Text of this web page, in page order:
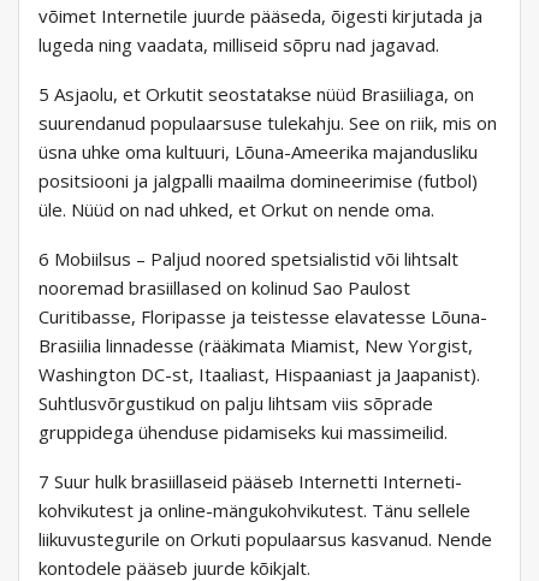
võimet Internetile juurde pääseda, õigesti kirjutada ja
lugeda ning vaadata, milliseid sõpru nad jagavad.
5 Asjaolu, et Orkutit seostatakse nüüd Brasiiliaga, on
suurendanud populaarsuse tulekahju. See on riik, mis on
üsna uhke oma kultuuri, Lõuna-Ameerika majandusliku
positsiooni ja jalgpalli maailma domineerimise (futbol)
üle. Nüüd on nad uhked, et Orkut on nende oma.
6 Mobiilsus – Paljud noored spetsialistid või lihtsalt
nooremad brasiillased on kolinud Sao Paulost
Curitibasse, Floripasse ja teistesse elavatesse Lõuna-
Brasiilia linnadesse (rääkimata Miamist, New Yorgist,
Washington DC-st, Itaaliast, Hispaaniast ja Jaapanist).
Suhtlusvõrgustikud on palju lihtsam viis sõprade
gruppidega ühenduse pidamiseks kui massimeilid.
7 Suur hulk brasiillaseid pääseb Internetti Interneti-
kohvikutest ja online-mängukohvikutest. Tänu sellele
liikuvustegurile on Orkuti populaarsus kasvanud. Nende
kontodele pääseb juurde kõikjalt.